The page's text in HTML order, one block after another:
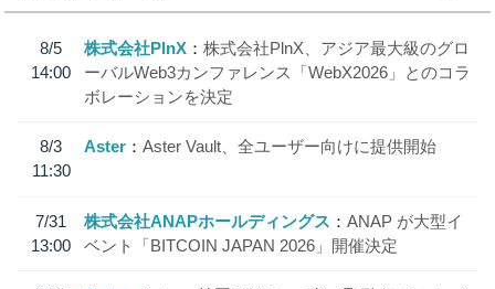
8/5
14:00
株式会社PlnX
株式会社PlnX、アジア最大級のグロ
ーバルWeb3カンファレンス「WebX2026」とのコラ
ボレーションを決定
8/3
11:30
Aster Aster Vault、全ユーザー向けに提供開始
7/31
13:00
株式会社ANAPホールディングス
ANAP が大型イ
ベント「BITCOIN JAPAN 2026」開催決定